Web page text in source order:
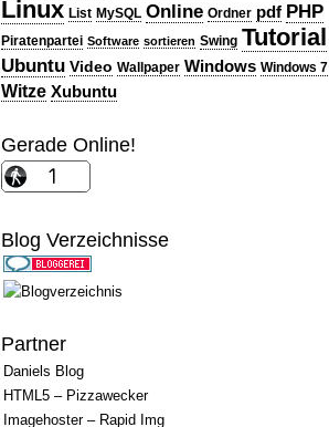
Linux List MySQL Online Ordner pdf PHP
Piratenpartei Software sortieren Swing Tutorial
Ubuntu Video Wallpaper Windows Windows 7
Witze Xubuntu
Gerade Online!
Blog Verzeichnisse
Partner
Daniels Blog
HTML5 – Pizzawecker
Imagehoster – Rapid Img